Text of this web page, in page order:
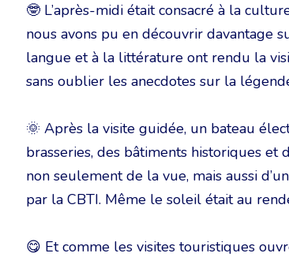
🤓 L’après-midi était consacré à la
nous avons pu en découvrir davantage
langue et à la littérature ont rendu la
sans oublier les anecdotes sur la
🌞 Après la visite guidée, un bateau
brasseries, des bâtiments historiques et
non seulement de la vue, mais aussi
par la CBTI. Même le soleil était au
😋 Et comme les visites touristiques